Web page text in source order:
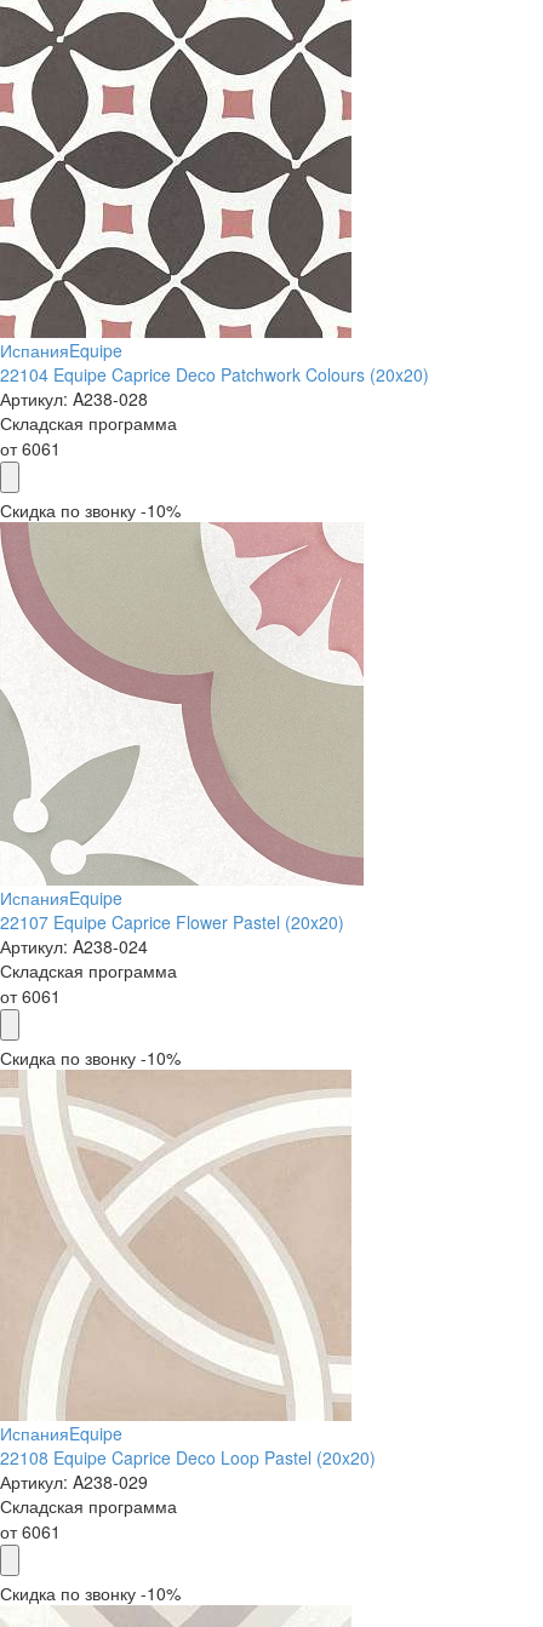
ИспанияEquipe
22104 Equipe Caprice Deco Patchwork Colours (20x20)
Артикул: A238-028
Складская программа
от6061
Скидка по звонку -10%
ИспанияEquipe
22107 Equipe Caprice Flower Pastel (20x20)
Артикул: A238-024
Складская программа
от6061
Скидка по звонку -10%
ИспанияEquipe
22108 Equipe Caprice Deco Loop Pastel (20x20)
Артикул: A238-029
Складская программа
от6061
Скидка по звонку -10%